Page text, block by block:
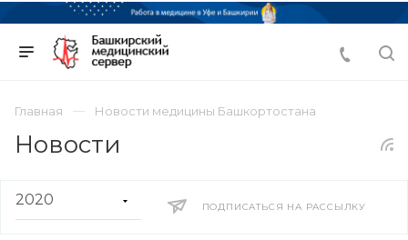
Главная Новости медицины Башкортостана
Новости
ПОДПИСАТЬСЯ НА РАССЫЛКУ